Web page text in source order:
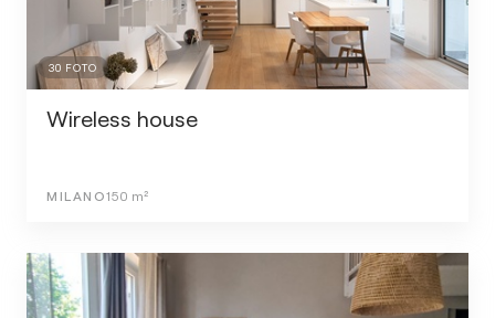
30 FOTO
Wireless house
MILANO150 m²